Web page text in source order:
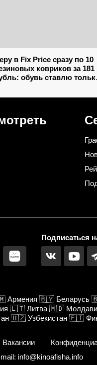
в Fix Price сразу по 10
ковриков за 181
обувь ставлю
Подписаться
Армения 🇧🇾 Беларусь
🇱🇹 Литва 🇲🇩
🇺🇿 Узбекистан 🇫🇮
Вакансии
info@kinoafisha.info